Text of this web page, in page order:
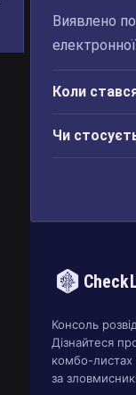
Виявлено
Коли
Чи
Консоль
Дізнайтеся
комбо-листах
за